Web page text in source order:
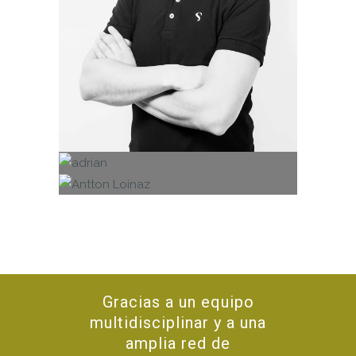
Operativa de Pedidos, Almacén y Picking
Antton Loinaz
Gracias a un equipo
multidisciplinar y a una
amplia red de